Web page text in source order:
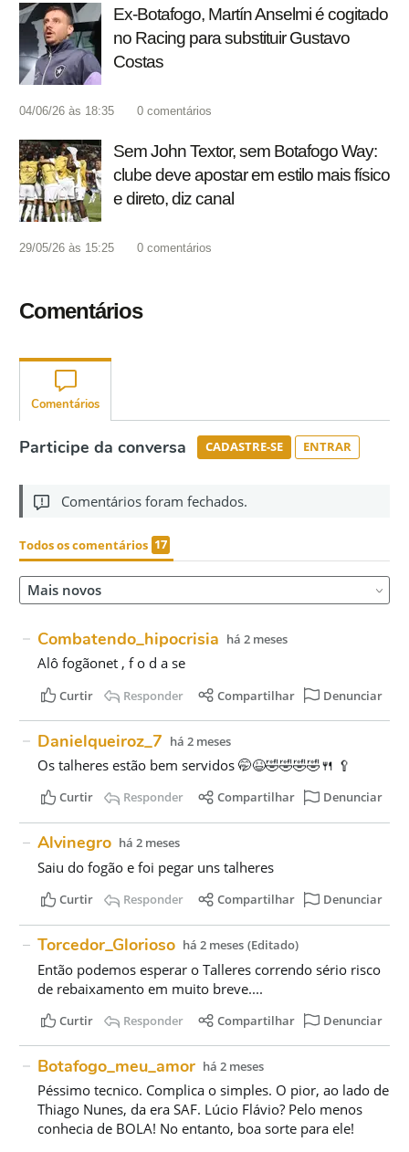
Ex-Botafogo, Martín Anselmi é cogitado
no Racing para substituir Gustavo
Costas
04/06/26 às 18:35 0 comentários
Sem John Textor, sem Botafogo Way:
clube deve apostar em estilo mais físico
e direto, diz canal
29/05/26 às 15:25 0 comentários
Comentários